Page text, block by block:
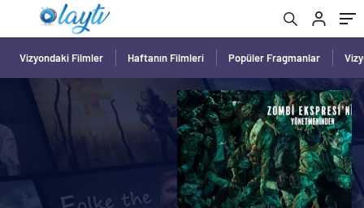
Vizyondaki Filmler Haftanın Filmleri Popüler Fragmanlar